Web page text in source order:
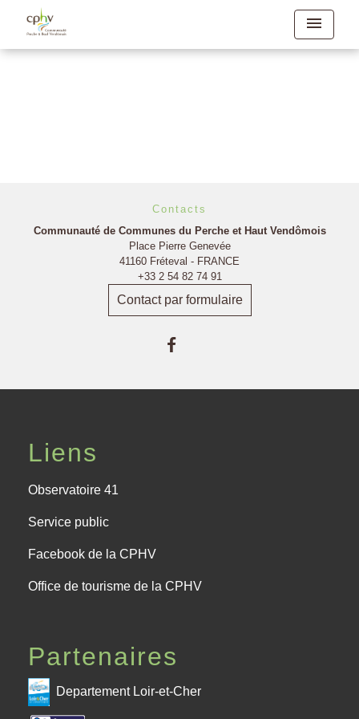
menu
Contacts
Communauté de Communes du Perche et Haut Vendômois
Place Pierre Genevée
41160 Fréteval - FRANCE
+33 2 54 82 74 91
Contact par formulaire
Liens
Observatoire 41
Service public
Facebook de la CPHV
Office de tourisme de la CPHV
Partenaires
Departement Loir-et-Cher